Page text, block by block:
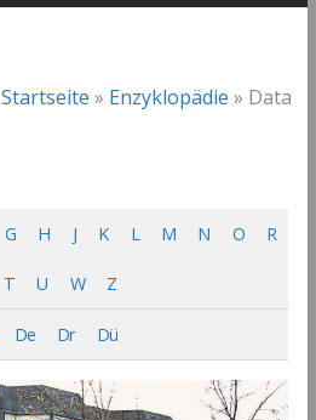
Startseite » Enzyklopädie » Data
G H J K L M N O R
T U W Z
De Dr Dü